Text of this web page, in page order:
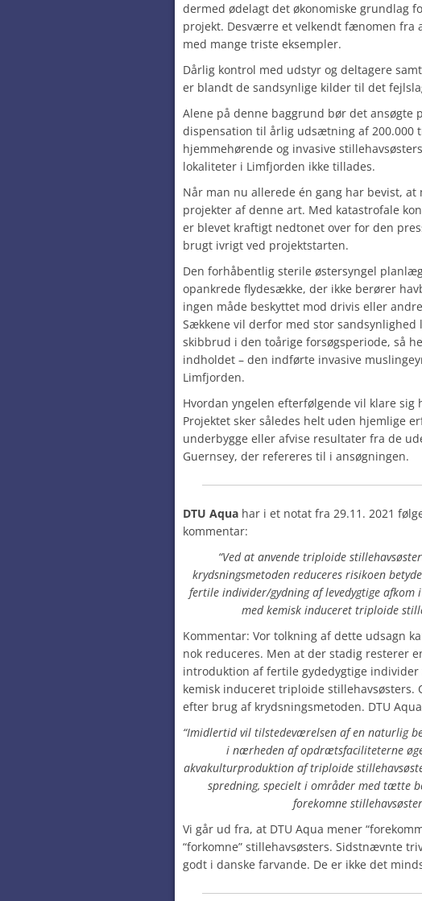
dermed ødelagt det økonomiske grundlag
projekt. Desværre et velkendt fænomen fra
med mange triste eksempler.
Dårlig kontrol med udstyr og deltagere
er blandt de sandsynlige kilder til det
Alene på denne baggrund bør det ansøgte
dispensation til årlig udsætning af 200.000
hjemmehørende og invasive
lokaliteter i Limfjorden ikke tillades.
Når man nu allerede én gang har bevist, at
projekter af denne art. Med katastrofale
er blevet kraftigt nedtonet over for den
brugt ivrigt ved projektstarten.
Den forhåbentlig sterile østersyngel
opankrede flydesække, der ikke berører
ingen måde beskyttet mod drivis eller
Sækkene vil derfor med stor
skibbrud i den toårige forsøgsperiode, så
indholdet – den indførte invasive
Limfjorden.
Hvordan yngelen efterfølgende vil klare sig
Projektet sker således helt uden hjemlige
underbygge eller afvise resultater fra de
Guernsey, der refereres til i ansøgningen.
DTU Aqua har i et notat fra 29.11. 2021
kommentar:
“Ved at anvende triploide
krydsningsmetoden reduceres risikoen
fertile individer/gydning af levedygtige afkom
med kemisk induceret triploide
Kommentar: Vor tolkning af dette udsagn
nok reduceres. Men at der stadig resterer
introduktion af fertile gydedygtige
kemisk induceret triploide stillehavsøsters.
efter brug af krydsningsmetoden. DTU
“Imidlertid vil tilstedeværelsen af en naturlig
i nærheden af opdrætsfaciliteterne
akvakulturproduktion af triploide
spredning, specielt i områder med tætte
forekomne
Vi går ud fra, at DTU Aqua mener
“forkomne” stillehavsøsters. Sidstnævnte
godt i danske farvande. De er ikke det